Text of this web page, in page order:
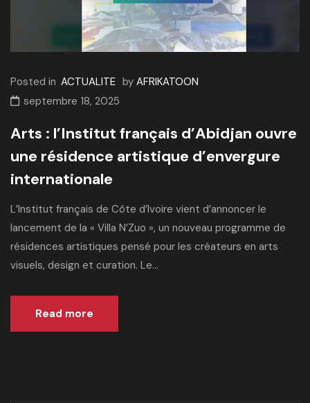
Posted in ACTUALITE by AFRIKATOON
septembre 18, 2025
Arts : l’Institut français d’Abidjan ouvre
une résidence artistique d’envergure
internationale
L’Institut français de Côte d’Ivoire vient d’annoncer le
lancement de la « Villa N’Zuo », un nouveau programme de
résidences artistiques pensé pour les créateurs en arts
visuels, design et curation. Le...
Read more